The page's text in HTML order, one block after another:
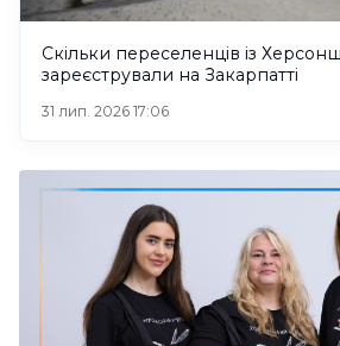
Скільки переселенців із
зареєстрували на Закарпатті
31 лип. 2026 17:06